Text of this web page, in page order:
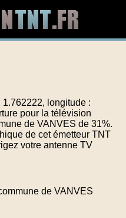
1.762222, longitude :
pour la télévision
de VANVES de 31%.
de cet émetteur TNT
votre antenne TV
de VANVES